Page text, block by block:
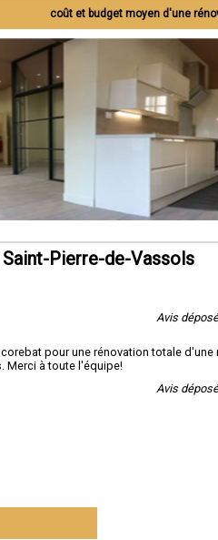
coût et budget moyen d'une
Pierre-de-Vassols
Avis
pour une rénovation totale d'une
Merci à toute l'équipe!
Avis